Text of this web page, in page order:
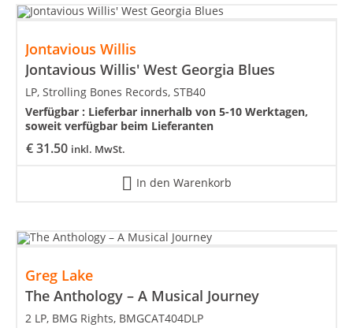
Jontavious Willis
Jontavious Willis' West Georgia Blues
€31.50 inkl. MwSt.
LP, Strolling Bones Records, STB40
Verfügbar : Lieferbar innerhalb von 5-10 Werktagen,
soweit verfügbar beim Lieferanten
In den Warenkorb
Greg Lake
The Anthology – A Musical Journey
2 LP, BMG Rights, BMGCAT404DLP